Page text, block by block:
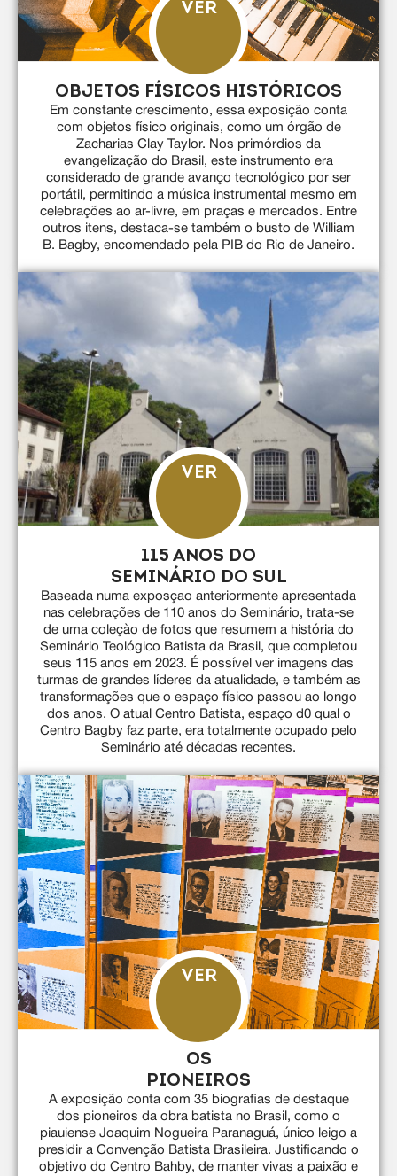
VER
OBJETOS FÍSICOS HISTÓRICOS
Em constante crescimento, essa exposição conta
com objetos físico originais, como um órgão de
Zacharias Clay Taylor. Nos primórdios da
evangelização do Brasil, este instrumento era
considerado de grande avanço tecnológico por ser
portátil, permitindo a música instrumental mesmo em
celebrações ao ar-livre, em praças e mercados. Entre
outros itens, destaca-se também o busto de William
B. Bagby, encomendado pela PIB do Rio de Janeiro.
VER
115 ANOS DO
SEMINÁRIO DO SUL
Baseada numa exposçao anteriormente apresentada
nas celebrações de 110 anos do Seminário, trata-se
de uma coleçào de fotos que resumem a história do
Seminário Teológico Batista da Brasil, que completou
seus 115 anos em 2023. É possível ver imagens das
turmas de grandes líderes da atualidade, e também as
transformações que o espaço físico passou ao longo
dos anos. O atual Centro Batista, espaço d0 qual o
Centro Bagby faz parte, era totalmente ocupado pelo
Seminário até décadas recentes.
VER
OS
PIONEIROS
A exposição conta com 35 biografias de destaque
dos pioneiros da obra batista no Brasil, como o
piauiense Joaquim Nogueira Paranaguá, único leigo a
presidir a Convenção Batista Brasileira. Justificando o
objetivo do Centro Bahby, de manter vivas a paixão e